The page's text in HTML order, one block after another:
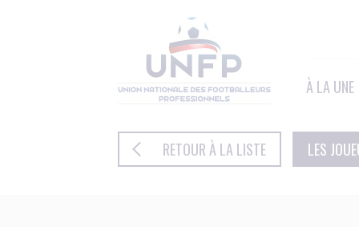
À LA UNE
RETOUR À LA LISTE LES